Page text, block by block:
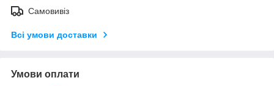
Самовивіз
Всі умови доставки
Умови оплати